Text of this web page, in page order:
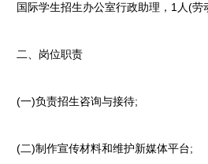
国际学生招生办公室行政助理，1人(劳
二、岗位职责
(一)负责招生咨询与接待;
(二)制作宣传材料和维护新媒体平台;